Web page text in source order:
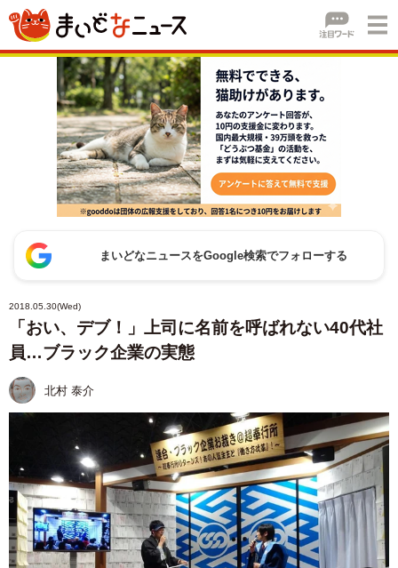
まいどなニュースをGoogle検索でフォローする
2018.05.30(Wed)
「おい、デブ！」上司に名前を呼ばれない40代社
員…ブラック企業の実態
北村 泰介